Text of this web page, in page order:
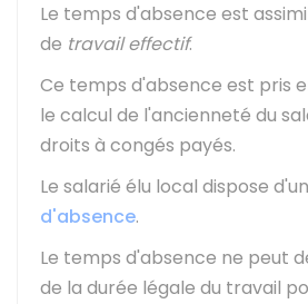
Le temps d'absence est
de travail effectif.
Ce temps d'absence est pris
le calcul de l'ancienneté du
droits à congés payés.
Le salarié élu local dispose d'un
d'absence.
Le temps d'absence ne peut
de la durée légale du travail